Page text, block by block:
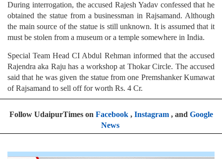
During interrogation, the accused Rajesh Yadav confessed that he
obtained the statue from a businessman in Rajsamand. Although
the main source of the statue is still unknown. It is assumed that it
must be stolen from a museum or a temple somewhere in India.
Special Team Head CI Abdul Rehman informed that the accused
Rajendra aka Raju has a workshop at Thokar Circle. The accused
said that he was given the statue from one Premshanker Kumawat
of Rajsamand to sell off for worth Rs. 4 Cr.
Follow UdaipurTimes on Facebook, Instagram, and Google
News